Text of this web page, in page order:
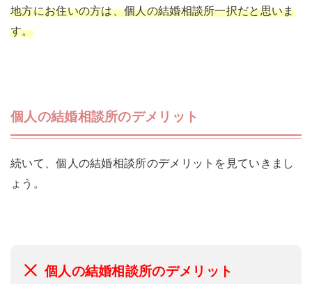
地方にお住いの方は、個人の結婚相談所一択だと思いま
す。
個人の結婚相談所のデメリット
続いて、個人の結婚相談所のデメリットを見ていきまし
ょう。
個人の結婚相談所のデメリット